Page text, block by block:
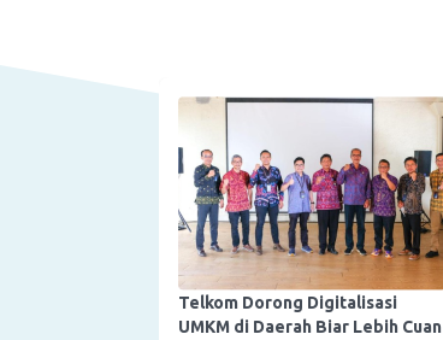
Telkom Dorong Digitalisasi
UMKM di Daerah Biar Lebih Cuan